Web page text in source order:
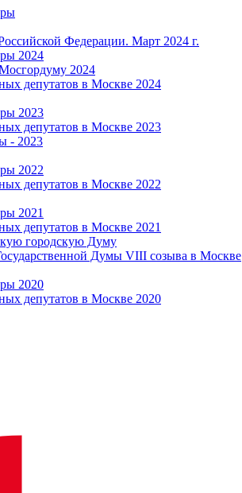
Федерации. Март 2024 г.
2024
2024
депутатов в Москве 2024
2023
депутатов в Москве 2023
- 2023
2022
депутатов в Москве 2022
2021
депутатов в Москве 2021
городскую Думу
Думы VIII созыва в Москве
2020
депутатов в Москве 2020